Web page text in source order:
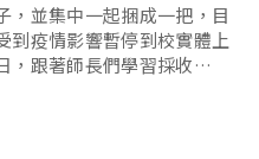
，並集中一起捆成一把，目
到疫情影響暫停到校實體上
跟著師長們學習採收小米
程中的倒數階段...。